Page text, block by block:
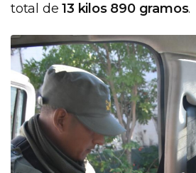
total de13 kilos 890 gramos.